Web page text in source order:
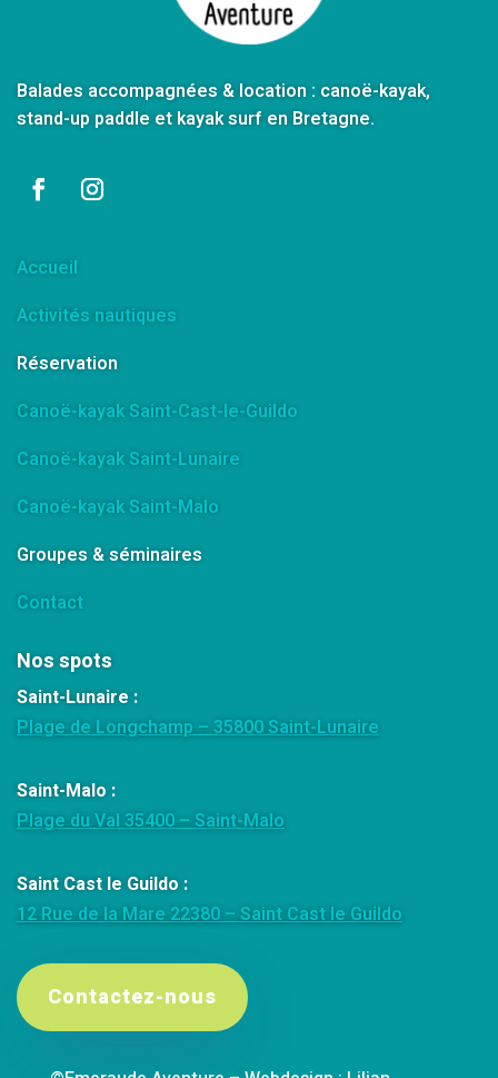
Balades accompagnées & location : canoë-kayak,
stand-up paddle et kayak surf en Bretagne.
Accueil
Activités nautiques
Réservation
Canoë-kayak Saint-Cast-le-Guildo
Canoë-kayak Saint-Lunaire
Canoë-kayak Saint-Malo
Groupes & séminaires
Contact
Nos spots
Saint-Lunaire :
Plage de Longchamp – 35800 Saint-Lunaire
Saint-Malo :
Plage du Val 35400 – Saint-Malo
Saint Cast le Guildo :
12 Rue de la Mare 22380 – Saint Cast le Guildo
Contactez-nous